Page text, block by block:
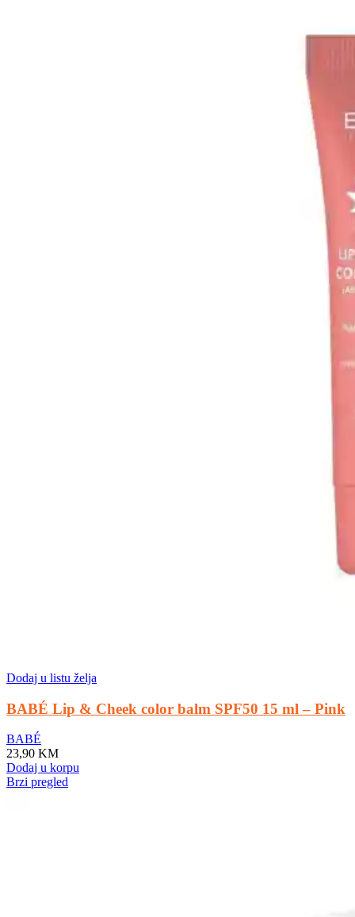
Dodaj u listu želja
BABÉ Lip & Cheek color balm SPF50 15 ml – Pink
BABÉ
23,90 KM
Dodaj u korpu
Brzi pregled